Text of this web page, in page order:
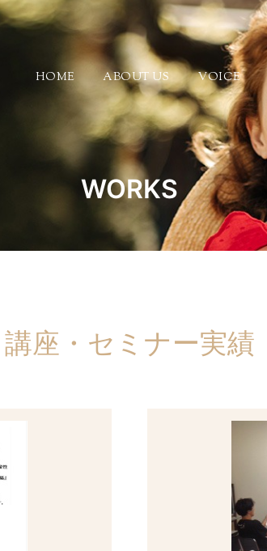
WORKS
講座・セミナー実績
HOME ABOUT US VOICE